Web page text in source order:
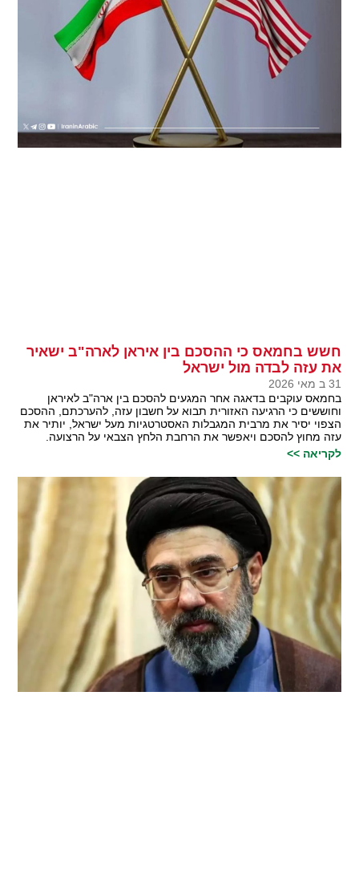
חשש בחמאס כי ההסכם בין איראן לארה"ב ישאיר
את עזה לבדה מול ישראל
31 ב מאי 2026
בחמאס עוקבים בדאגה אחר המגעים להסכם בין ארה"ב לאיראן
וחוששים כי הרגיעה האזורית תבוא על חשבון עזה, להערכתם, ההסכם
הצפוי יסיר את מרבית המגבלות האסטרטגיות מעל ישראל, יותיר את
עזה מחוץ להסכם ויאפשר את הרחבת הלחץ הצבאי על הרצועה.
לקריאה >>